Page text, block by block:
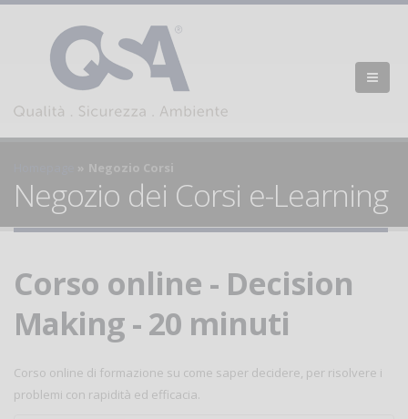
Negozio Corsi
Negozio dei Corsi e-Learning
Corso online - Decision
Making - 20 minuti
Corso online di formazione su come saper decidere, per risolvere i
problemi con rapidità ed efficacia.